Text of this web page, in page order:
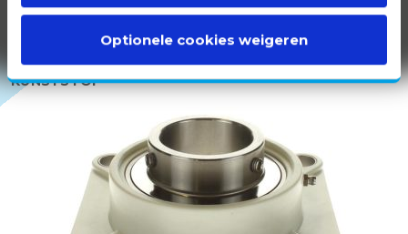
Optionele cookies weigeren
100% WIT
KUNSTSTOF